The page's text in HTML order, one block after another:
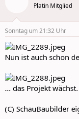
s
:
Platin Mitglied
Sonntag um 21:32 Uhr
Nun ist auch schon
... das Projekt wächst.
(C) SchauBaubilder